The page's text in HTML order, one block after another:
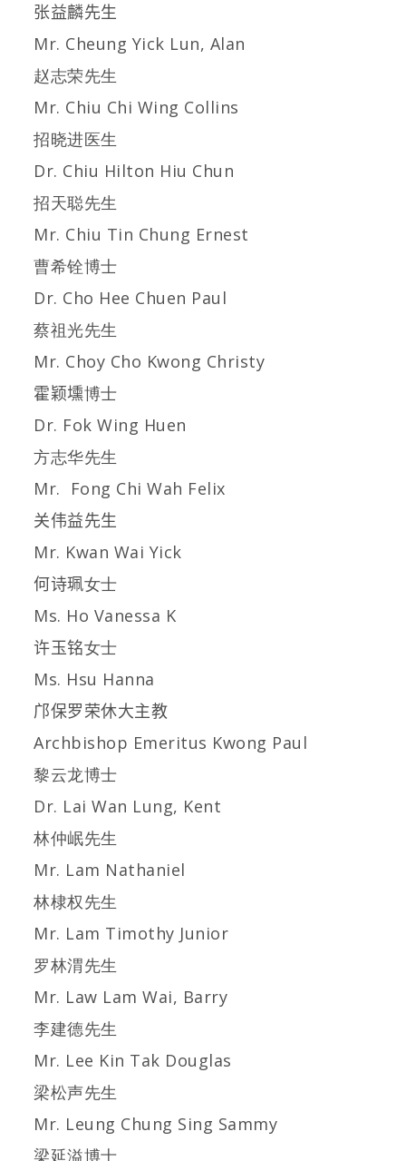
张益麟先生
Mr. Cheung Yick Lun, Alan
赵志荣先生
Mr. Chiu Chi Wing Collins
招晓进医生
Dr. Chiu Hilton Hiu Chun
招天聪先生
Mr. Chiu Tin Chung Ernest
曹希铨博士
Dr. Cho Hee Chuen Paul
蔡祖光先生
Mr. Choy Cho Kwong Christy
霍颖壎博士
Dr. Fok Wing Huen
方志华先生
Mr. Fong Chi Wah Felix
关伟益先生
Mr. Kwan Wai Yick
何诗珮女士
Ms. Ho Vanessa K
许玉铭女士
Ms. Hsu Hanna
邝保罗荣休大主教
Archbishop Emeritus Kwong Paul
黎云龙博士
Dr. Lai Wan Lung, Kent
林仲岷先生
Mr. Lam Nathaniel
林棣权先生
Mr. Lam Timothy Junior
罗林渭先生
Mr. Law Lam Wai, Barry
李建德先生
Mr. Lee Kin Tak Douglas
梁松声先生
Mr. Leung Chung Sing Sammy
梁延溢博士